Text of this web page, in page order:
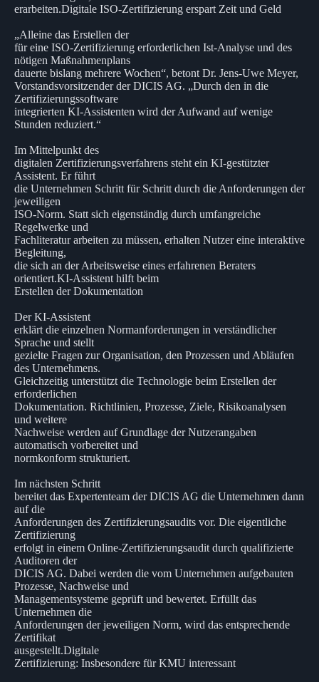
erarbeiten.Digitale ISO-Zertifizierung erspart Zeit und Geld
„Alleine das Erstellen der
für eine ISO-Zertifizierung erforderlichen Ist-Analyse und des
nötigen Maßnahmenplans
dauerte bislang mehrere Wochen“, betont Dr. Jens-Uwe Meyer,
Vorstandsvorsitzender der DICIS AG. „Durch den in die
Zertifizierungssoftware
integrierten KI-Assistenten wird der Aufwand auf wenige
Stunden reduziert.“
Im Mittelpunkt des
digitalen Zertifizierungsverfahrens steht ein KI-gestützter
Assistent. Er führt
die Unternehmen Schritt für Schritt durch die Anforderungen der
jeweiligen
ISO-Norm. Statt sich eigenständig durch umfangreiche
Regelwerke und
Fachliteratur arbeiten zu müssen, erhalten Nutzer eine interaktive
Begleitung,
die sich an der Arbeitsweise eines erfahrenen Beraters
orientiert.KI-Assistent hilft beim
Erstellen der Dokumentation
Der KI-Assistent
erklärt die einzelnen Normanforderungen in verständlicher
Sprache und stellt
gezielte Fragen zur Organisation, den Prozessen und Abläufen
des Unternehmens.
Gleichzeitig unterstützt die Technologie beim Erstellen der
erforderlichen
Dokumentation. Richtlinien, Prozesse, Ziele, Risikoanalysen
und weitere
Nachweise werden auf Grundlage der Nutzerangaben
automatisch vorbereitet und
normkonform strukturiert.
Im nächsten Schritt
bereitet das Expertenteam der DICIS AG die Unternehmen dann
auf die
Anforderungen des Zertifizierungsaudits vor. Die eigentliche
Zertifizierung
erfolgt in einem Online-Zertifizierungsaudit durch qualifizierte
Auditoren der
DICIS AG. Dabei werden die vom Unternehmen aufgebauten
Prozesse, Nachweise und
Managementsysteme geprüft und bewertet. Erfüllt das
Unternehmen die
Anforderungen der jeweiligen Norm, wird das entsprechende
Zertifikat
ausgestellt.Digitale
Zertifizierung: Insbesondere für KMU interessant